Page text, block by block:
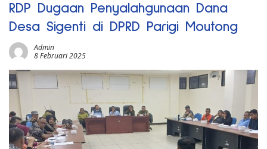
RDP Dugaan Penyalahgunaan Dana
Desa Sigenti di DPRD Parigi Moutong
Admin
8 Februari 2025